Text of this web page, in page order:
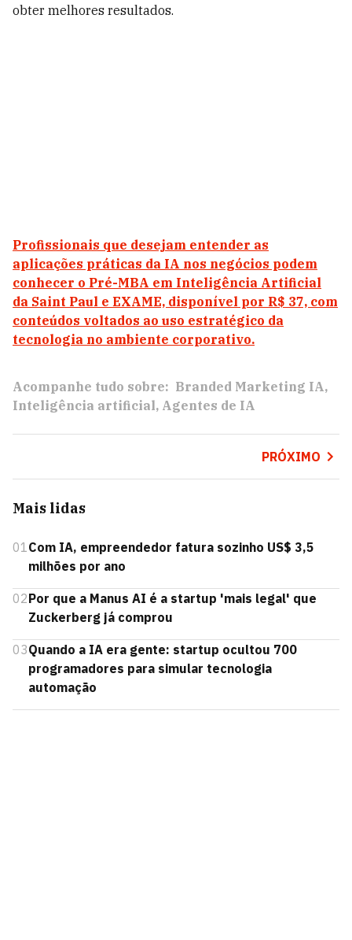
obter melhores resultados.
Profissionais que desejam entender as
aplicações práticas da IA nos negócios podem
conhecer o Pré-MBA em Inteligência Artificial
da Saint Paul e EXAME, disponível por R$ 37, com
conteúdos voltados ao uso estratégico da
tecnologia no ambiente corporativo.
Acompanhe tudo sobre: Branded Marketing IA
Inteligência artificial Agentes de IA
PRÓXIMO
Mais lidas
01Com IA, empreendedor fatura sozinho US$ 3,5
milhões por ano
02Por que a Manus AI é a startup 'mais legal' que
Zuckerberg já comprou
03Quando a IA era gente: startup ocultou 700
programadores para simular tecnologia
automação